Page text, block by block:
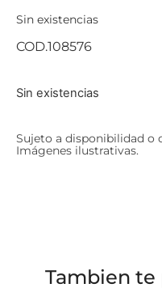
Sin existencias
COD.108576
Sin existencias
Sujeto a disponibilidad o
Imágenes ilustrativas.
Tambien